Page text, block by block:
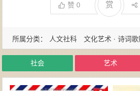
赞0 赏
所属分类： 人文社科 文化艺术 · 诗词歌
社会 艺术